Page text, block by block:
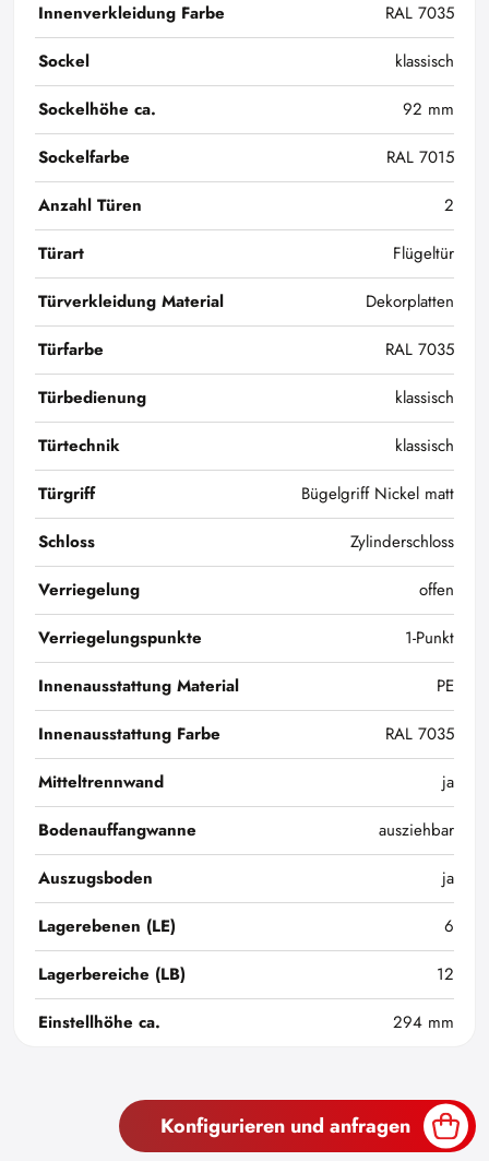
Innenverkleidung Farbe
RAL 7035
Sockel
klassisch
Sockelhöhe ca.
92 mm
Sockelfarbe
RAL 7015
Anzahl Türen
2
Türart
Flügeltür
Türverkleidung Material
Dekorplatten
Türfarbe
RAL 7035
Türbedienung
klassisch
Türtechnik
klassisch
Türgriff
Bügelgriff Nickel matt
Schloss
Zylinderschloss
Verriegelung
offen
Verriegelungspunkte
1-Punkt
Innenausstattung Material
PE
Innenausstattung Farbe
RAL 7035
Mitteltrennwand
ja
Bodenauffangwanne
ausziehbar
Auszugsboden
ja
Lagerebenen (LE)
6
Lagerbereiche (LB)
12
Einstellhöhe ca.
294 mm
Konfigurieren und anfragen